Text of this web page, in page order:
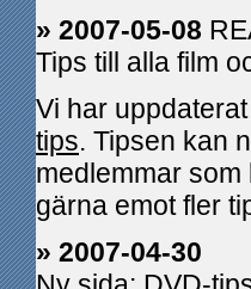
» 2007-05-08
Tips till alla film
Vi har
tips. Tipsen kan
medlemmar
gärna emot fler
» 2007-04-30